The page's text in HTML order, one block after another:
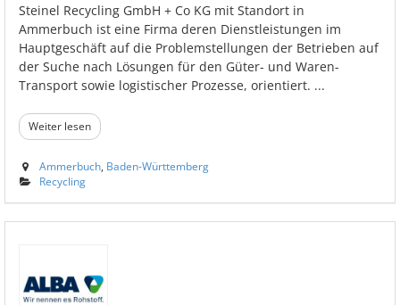
Steinel Recycling GmbH + Co KG mit Standort in
Ammerbuch ist eine Firma deren Dienstleistungen im
Hauptgeschäft auf die Problemstellungen der Betrieben auf
der Suche nach Lösungen für den Güter- und Waren-
Transport sowie logistischer Prozesse, orientiert. ...
Weiter lesen
Ammerbuch Baden-Württemberg
Recycling